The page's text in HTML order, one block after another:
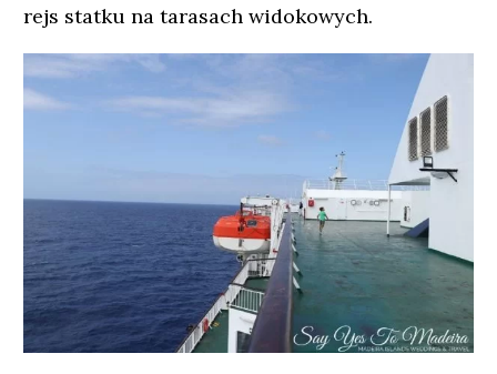
rejs statku na tarasach widokowych.